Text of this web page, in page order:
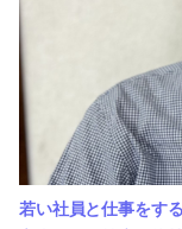
若い社員と仕事をす